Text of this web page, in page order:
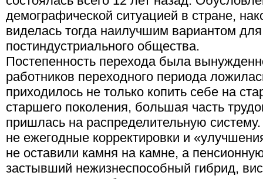
демографической ситуацией в стране,
виделась тогда наилучшим вариантом
постиндустриального общества.
Постепенность перехода была
работников переходного периода
приходилось не только копить себе на
старшего поколения, большая часть
пришлась на распределительную
не ежегодные корректировки и
не оставили камня на камне, а
застывший нежизнеспособный гибрид,